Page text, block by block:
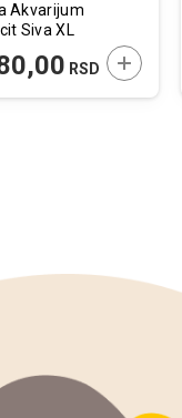
Akvarijum
Siva XL
RSD